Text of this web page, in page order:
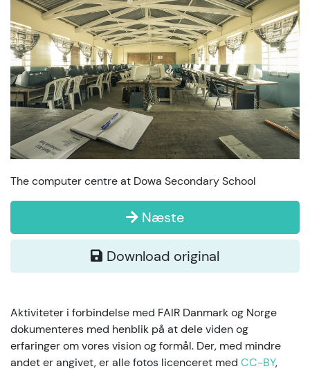
The computer centre at Dowa Secondary School
Næste
Download original
Aktiviteter i forbindelse med FAIR Danmark og Norge
dokumenteres med henblik på at dele viden og
erfaringer om vores vision og formål. Der, med mindre
andet er angivet, er alle fotos licenceret med CC-BY,